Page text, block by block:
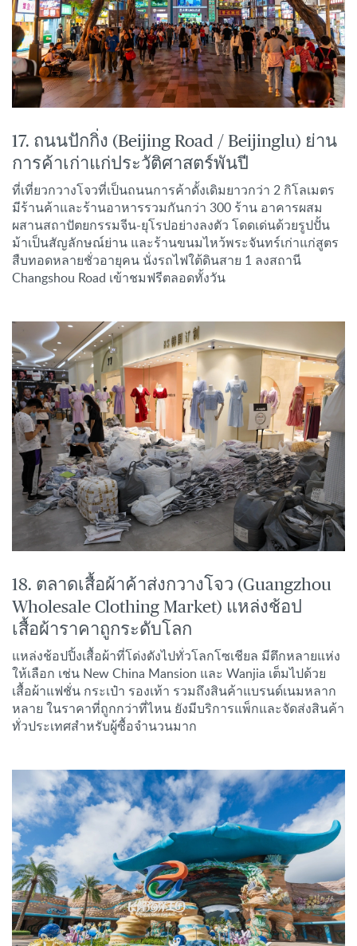
17. ถนนปักกิ่ง (Beijing Road / Beijinglu) ย่าน
การค้าเก่าแก่ประวัติศาสตร์พันปี
ที่เที่ยวกวางโจวที่เป็นถนนการค้าดั้งเดิมยาวกว่า 2 กิโลเมตร
มีร้านค้าและร้านอาหารรวมกันกว่า 300 ร้าน อาคารผสม
ผสานสถาปัตยกรรมจีน-ยุโรปอย่างลงตัว โดดเด่นด้วยรูปปั้น
ม้าเป็นสัญลักษณ์ย่าน และร้านขนมไหว้พระจันทร์เก่าแก่สูตร
สืบทอดหลายชั่วอายุคน นั่งรถไฟใต้ดินสาย 1 ลงสถานี
Changshou Road เข้าชมฟรีตลอดทั้งวัน
18. ตลาดเสื้อผ้าค้าส่งกวางโจว (Guangzhou
Wholesale Clothing Market) แหล่งช้อป
เสื้อผ้าราคาถูกระดับโลก
แหล่งช้อปปิ้งเสื้อผ้าที่โด่งดังไปทั่วโลกโซเชียล มีตึกหลายแห่ง
ให้เลือก เช่น New China Mansion และ Wanjia เต็มไปด้วย
เสื้อผ้าแฟชั่น กระเป๋า รองเท้า รวมถึงสินค้าแบรนด์เนมหลาก
หลาย ในราคาที่ถูกกว่าที่ไหน ยังมีบริการแพ็กและจัดส่งสินค้า
ทั่วประเทศสำหรับผู้ซื้อจำนวนมาก